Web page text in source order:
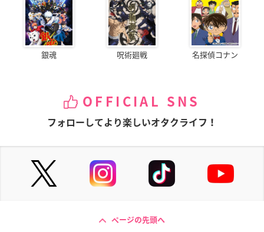
銀魂 呪術廻戦 名探偵コナン
OFFICIAL SNS
フォローしてより楽しいオタクライフ！
ページの先頭へ